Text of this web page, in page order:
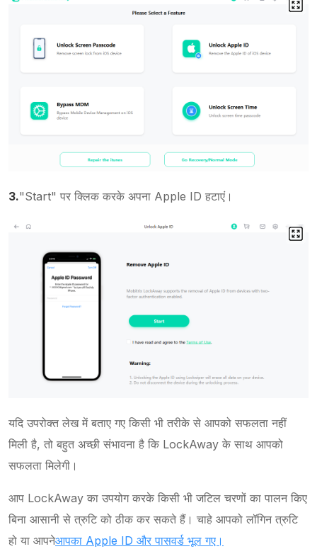
3."Start" पर क्लिक करके अपना Apple ID हटाएं।
यदि उपरोक्त लेख में बताए गए किसी भी तरीके से आपको सफलता नहीं
मिली है, तो बहुत अच्छी संभावना है कि LockAway के साथ आपको
सफलता मिलेगी।
आप LockAway का उपयोग करके किसी भी जटिल चरणों का पालन किए
बिना आसानी से त्रुटि को ठीक कर सकते हैं। चाहे आपको लॉगिन त्रुटि
हो या आपनेआपका Apple ID और पासवर्ड भूल गए।